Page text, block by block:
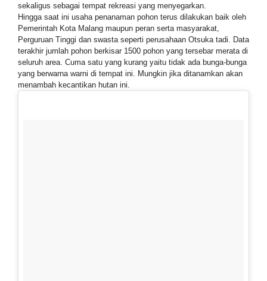
sekaligus sebagai tempat rekreasi yang menyegarkan.
Hingga saat ini usaha penanaman pohon terus dilakukan baik oleh
Pemerintah Kota Malang maupun peran serta masyarakat,
Perguruan Tinggi dan swasta seperti perusahaan Otsuka tadi. Data
terakhir jumlah pohon berkisar 1500 pohon yang tersebar merata di
seluruh area. Cuma satu yang kurang yaitu tidak ada bunga-bunga
yang berwarna warni di tempat ini. Mungkin jika ditanamkan akan
menambah kecantikan hutan ini.